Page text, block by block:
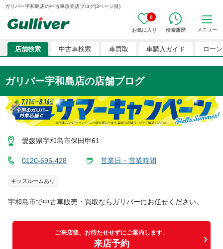
ガリバー宇和島店の中古車販売店ブログ(3ページ目)
0
お気に入り 検索履歴 メニュー
店舗検索 中古車検索 車買取 車購入ガイド ローン
ガリバー宇和島店の店舗ブログ
愛媛県宇和島市保田甲61
0120-695-428 営業日・営業時間
キッズルームあり
宇和島市で中古車販売・買取ならガリバーにお任せください。
ご来店後、お待たせせずにご案内します。
来店予約